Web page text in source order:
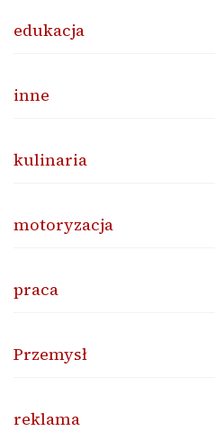
edukacja
inne
kulinaria
motoryzacja
praca
Przemysł
reklama